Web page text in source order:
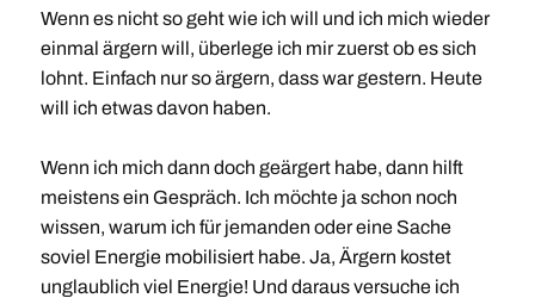
Wenn es nicht so geht wie ich will und ich mich wieder
einmal ärgern will, überlege ich mir zuerst ob es sich
lohnt. Einfach nur so ärgern, dass war gestern. Heute
will ich etwas davon haben.
Wenn ich mich dann doch geärgert habe, dann hilft
meistens ein Gespräch. Ich möchte ja schon noch
wissen, warum ich für jemanden oder eine Sache
soviel Energie mobilisiert habe. Ja, Ärgern kostet
unglaublich viel Energie! Und daraus versuche ich